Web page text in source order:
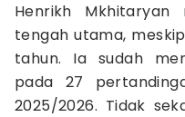
Henrikh Mkhitaryan
tengah utama,
tahun. Ia sudah
pada 27
2025/2026. Tidak